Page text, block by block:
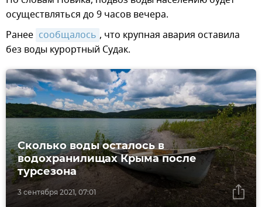
осуществляться до 9 часов вечера.
Ранее сообщалось , что крупная авария оставила
без воды курортный Судак.
3 сентября 2021, 07:01
Сколько воды осталось в
водохранилищах Крыма после
турсезона